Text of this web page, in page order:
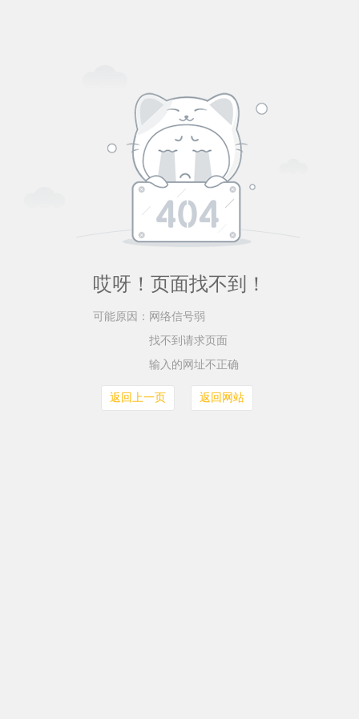
哎呀！页面找不到！
可能原因： 网络信号弱
找不到请求页面
输入的网址不正确
返回上一页 返回网站